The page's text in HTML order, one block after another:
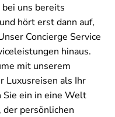
uns bereits
hört erst dann auf,
Concierge Service
hinaus.
mit unserem
Luxusreisen als Ihr
Sie ein in eine Welt
persönlichen